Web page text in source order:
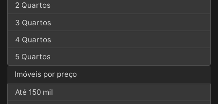
2 Quartos
3 Quartos
4 Quartos
5 Quartos
Imóveis por preço
Até 150 mil